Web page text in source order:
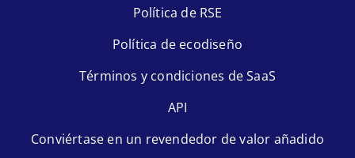
Política de RSE
Política de ecodiseño
Términos y condiciones de SaaS
API
Conviértase en un revendedor de valor añadido